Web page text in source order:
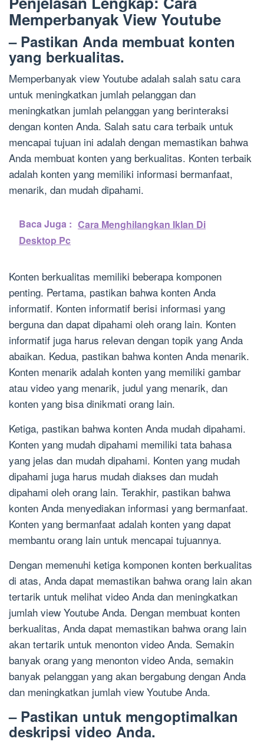
Memperbanyak View Youtube
– Pastikan Anda membuat konten
yang berkualitas.
Memperbanyak view Youtube adalah salah satu cara
untuk meningkatkan jumlah pelanggan dan
meningkatkan jumlah pelanggan yang berinteraksi
dengan konten Anda. Salah satu cara terbaik untuk
mencapai tujuan ini adalah dengan memastikan bahwa
Anda membuat konten yang berkualitas. Konten terbaik
adalah konten yang memiliki informasi bermanfaat,
menarik, dan mudah dipahami.
Baca Juga : Cara Menghilangkan Iklan Di
Desktop Pc
Konten berkualitas memiliki beberapa komponen
penting. Pertama, pastikan bahwa konten Anda
informatif. Konten informatif berisi informasi yang
berguna dan dapat dipahami oleh orang lain. Konten
informatif juga harus relevan dengan topik yang Anda
abaikan. Kedua, pastikan bahwa konten Anda menarik.
Konten menarik adalah konten yang memiliki gambar
atau video yang menarik, judul yang menarik, dan
konten yang bisa dinikmati orang lain.
Ketiga, pastikan bahwa konten Anda mudah dipahami.
Konten yang mudah dipahami memiliki tata bahasa
yang jelas dan mudah dipahami. Konten yang mudah
dipahami juga harus mudah diakses dan mudah
dipahami oleh orang lain. Terakhir, pastikan bahwa
konten Anda menyediakan informasi yang bermanfaat.
Konten yang bermanfaat adalah konten yang dapat
membantu orang lain untuk mencapai tujuannya.
Dengan memenuhi ketiga komponen konten berkualitas
di atas, Anda dapat memastikan bahwa orang lain akan
tertarik untuk melihat video Anda dan meningkatkan
jumlah view Youtube Anda. Dengan membuat konten
berkualitas, Anda dapat memastikan bahwa orang lain
akan tertarik untuk menonton video Anda. Semakin
banyak orang yang menonton video Anda, semakin
banyak pelanggan yang akan bergabung dengan Anda
dan meningkatkan jumlah view Youtube Anda.
– Pastikan untuk mengoptimalkan
deskripsi video Anda.